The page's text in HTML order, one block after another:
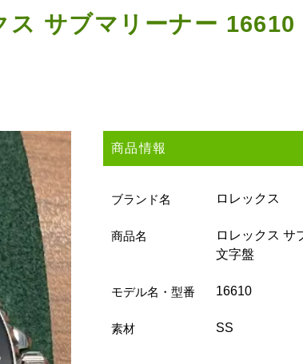
ス サブマリーナー 16610
商品情報
ブランド名 ロレックス
商品名
ロレックス サ
文字盤
モデル名・型番 16610
素材 SS